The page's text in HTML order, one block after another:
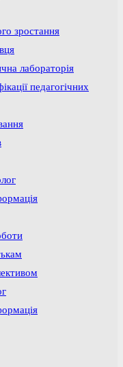
зростання
лабораторія
педагогічних